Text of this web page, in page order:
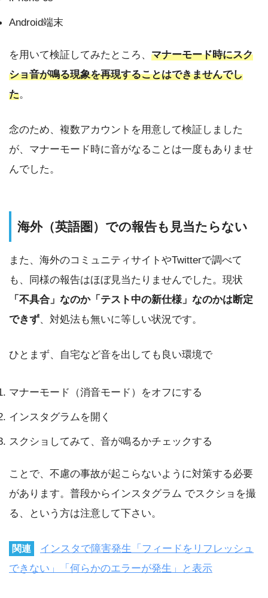
Android端末
を用いて検証してみたところ、 マナーモード時にスク
ショ音が鳴る現象を再現することはできませんでし
た。
念のため、複数アカウントを用意して検証しました
が、マナーモード時に音がなることは一度もありませ
んでした。
海外（英語圏）での報告も見当たらない
また、海外のコミュニティサイトやTwitterで調べて
も、同様の報告はほぼ見当たりませんでした。現状
「不具合」なのか「テスト中の新仕様」なのかは断定
できず、対処法も無いに等しい状況です。
ひとまず、自宅など音を出しても良い環境で
マナーモード（消音モード）をオフにする
インスタグラムを開く
スクショしてみて、音が鳴るかチェックする
ことで、不慮の事故が起こらないように対策する必要
があります。普段からインスタグラム でスクショを撮
る、という方は注意して下さい。
関連
インスタで障害発生「フィードをリフレッシュ
できない」「何らかのエラーが発生」と表示